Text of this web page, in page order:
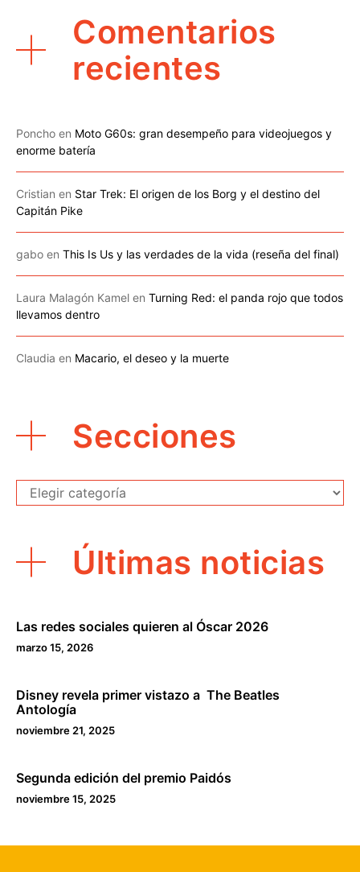
Comentarios
recientes
Poncho en Moto G60s: gran desempeño para videojuegos y
enorme batería
Cristian en Star Trek: El origen de los Borg y el destino del
Capitán Pike
gabo en This Is Us y las verdades de la vida (reseña del final)
Laura Malagón Kamel en Turning Red: el panda rojo que todos
llevamos dentro
Claudia en Macario, el deseo y la muerte
Secciones
Secciones
Últimas noticias
Las redes sociales quieren al Óscar 2026
marzo 15, 2026
Disney revela primer vistazo a The Beatles
Antología
noviembre 21, 2025
Segunda edición del premio Paidós
noviembre 15, 2025